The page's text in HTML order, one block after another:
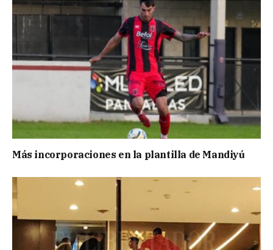
Más incorporaciones en la plantilla de Mandiyú